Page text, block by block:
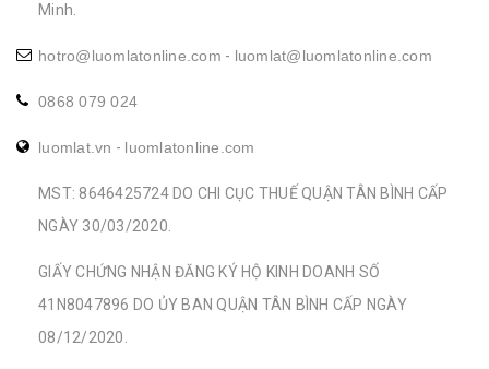
Minh.
hotro@luomlatonline.com - luomlat@luomlatonline.com
0868 079 024
luomlat.vn - luomlatonline.com
MST: 8646425724 DO CHI CỤC THUẾ QUẬN TÂN BÌNH CẤP
NGÀY 30/03/2020.
GIẤY CHỨNG NHẬN ĐĂNG KÝ HỘ KINH DOANH SỐ
41N8047896 DO ỦY BAN QUẬN TÂN BÌNH CẤP NGÀY
08/12/2020.